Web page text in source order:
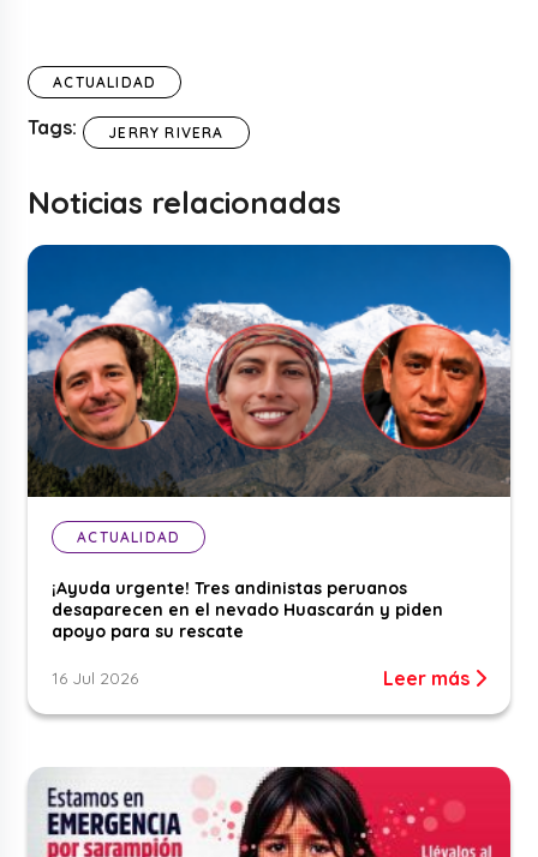
ACTUALIDAD
Tags: JERRY RIVERA
Noticias relacionadas
ACTUALIDAD
¡Ayuda urgente! Tres andinistas peruanos
desaparecen en el nevado Huascarán y piden
apoyo para su rescate
16 Jul 2026 Leer más